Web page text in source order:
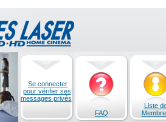
Se connecter
pour vérifier ses
messages privés
FAQ
Liste